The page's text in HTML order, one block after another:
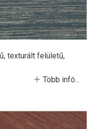
texturált felületű,
Több infó...